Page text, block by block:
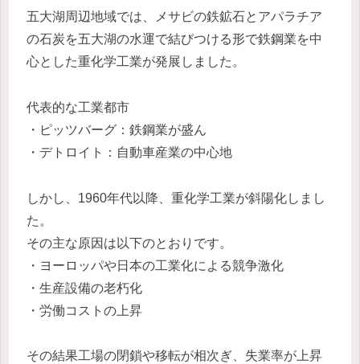
五大湖周辺地域では、メサビの鉄鉱石とアパラチア
の石炭を五大湖の水運で結びつける形で鉄鋼業を中
心とした重化学工業が発展しました。
代表的な工業都市
・ピッツバーグ：鉄鋼業が盛ん
・デトロイト：自動車産業の中心地
しかし、1960年代以降、重化学工業が斜陽化しまし
た。
その主な原因は以下のとおりです。
・ヨーロッパや日本の工業化による競争激化
・生産設備の老朽化
・労働コストの上昇
その結果工場の閉鎖や移転が相次ぎ、失業率が上昇